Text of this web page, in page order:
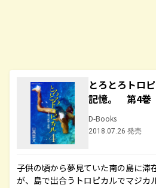
とろとろトロ
記憶。 第4巻
D-Books
2018.07.26 発売
子供の頃から夢見ていた南の島に滞
が、島で出合うトロピカルでマジカ